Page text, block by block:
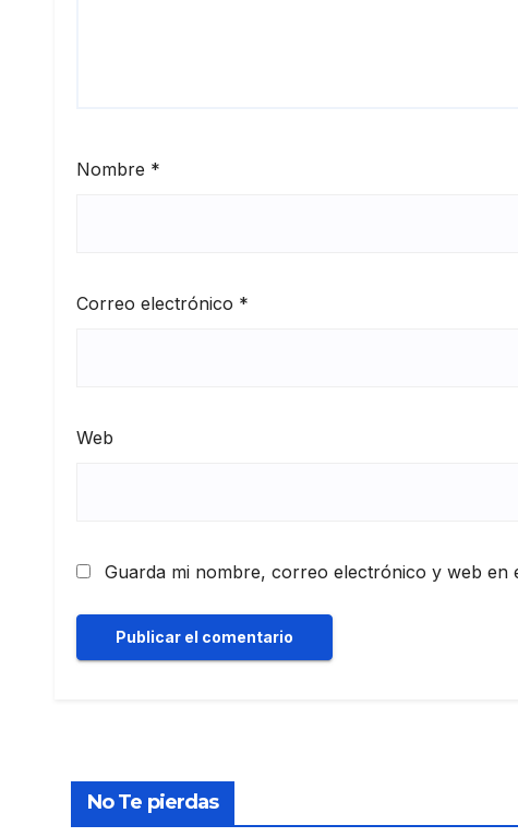
Nombre *
Correo electrónico *
Web
Guarda mi nombre, correo electrónico y web en
No Te pierdas